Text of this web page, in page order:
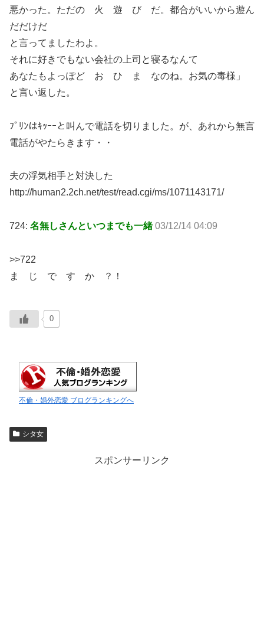
悪かった。ただの 火 遊 び だ。都合がいいから遊ん
だだけだ
と言ってましたわよ。
それに好きでもない会社の上司と寝るなんて
あなたもよっぽど お ひ ま なのね。お気の毒様」
と言い返した。
ﾌﾟﾘﾝはｷｯｰｰと叫んで電話を切りました。が、あれから無言
電話がやたらきます・・
夫の浮気相手と対決した
http://human2.2ch.net/test/read.cgi/ms/1071143171/
724: 名無しさんといつまでも一緒03/12/14 04:09
>>722
ま じ で す か ？！
0
不倫・婚外恋愛 ブログランキングへ
シタ女
スポンサーリンク